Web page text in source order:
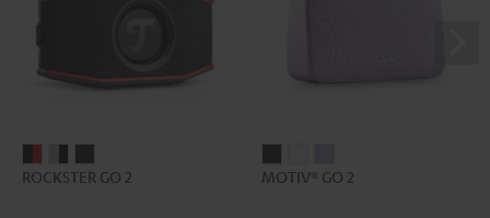
GO GO GO
ROCKSTER GO 2
GO GO GO
MOTIV® GO 2